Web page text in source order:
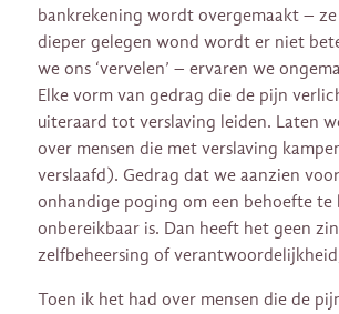
bankrekening wordt overgemaakt –
dieper gelegen wond wordt er niet
we ons ‘vervelen’ – ervaren we
Elke vorm van gedrag die de pijn
uiteraard tot verslaving leiden. Laten
over mensen die met verslaving
verslaafd). Gedrag dat we aanzien
onhandige poging om een behoefte
onbereikbaar is. Dan heeft het geen
zelfbeheersing of
Toen ik het had over mensen die de